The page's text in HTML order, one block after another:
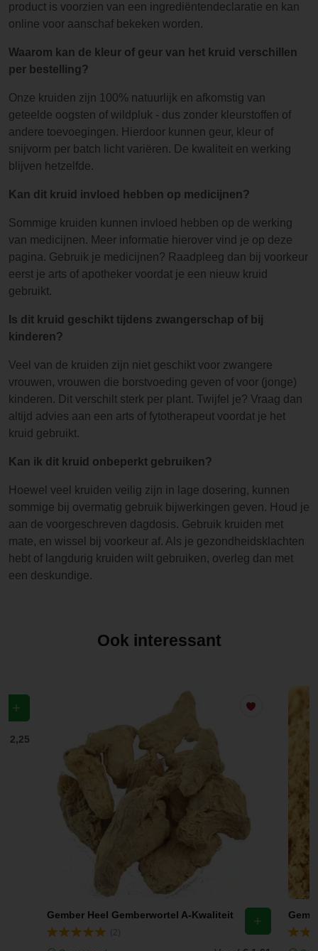
product is voorzien van een ingrediëntendeclaratie en kan
online voor aanschaf bekeken worden.
Waarom kan de kleur of geur van het kruid verschillen
per bestelling?
Onze kruiden zijn 100% natuurlijk en afkomstig van
geteelde oogsten of wildpluk - dus zonder kleurstoffen of
andere toevoegingen. Hierdoor kunnen geur, kleur of
snijvorm per batch licht variëren. De kwaliteit en werking
blijven hetzelfde.
Kan dit kruid invloed hebben op medicijnen?
Sommige kruiden kunnen invloed hebben op de werking
van medicijnen. Meer informatie hierover vind je op deze
pagina. Gebruik je medicijnen? Raadpleeg dan bij voorkeur
eerst je arts of apotheker voordat je een nieuw kruid
gebruikt.
Is dit kruid geschikt tijdens zwangerschap of bij
kinderen?
Veel van de kruiden zijn niet geschikt voor zwangere
vrouwen, vrouwen die borstvoeding geven of voor (jonge)
kinderen. Dit verschilt sterk per plant. Twijfel je? Vraag dan
altijd advies aan een arts of fytotherapeut voordat je het
kruid gebruikt.
Kan ik dit kruid onbeperkt gebruiken?
Hoewel veel kruiden veilig zijn in lage dosering, kunnen
sommige bij overmatig gebruik bijwerkingen geven. Houd je
aan de voorgeschreven dagdosis. Gebruik kruiden met
mate, en wissel bij voorkeur af. Als je gezondheidsklachten
hebt of langdurig kruiden wilt gebruiken, overleg dan met
een deskundige.
Ook interessant
€ 2,25
Gember Heel Gemberwortel A-Kwaliteit